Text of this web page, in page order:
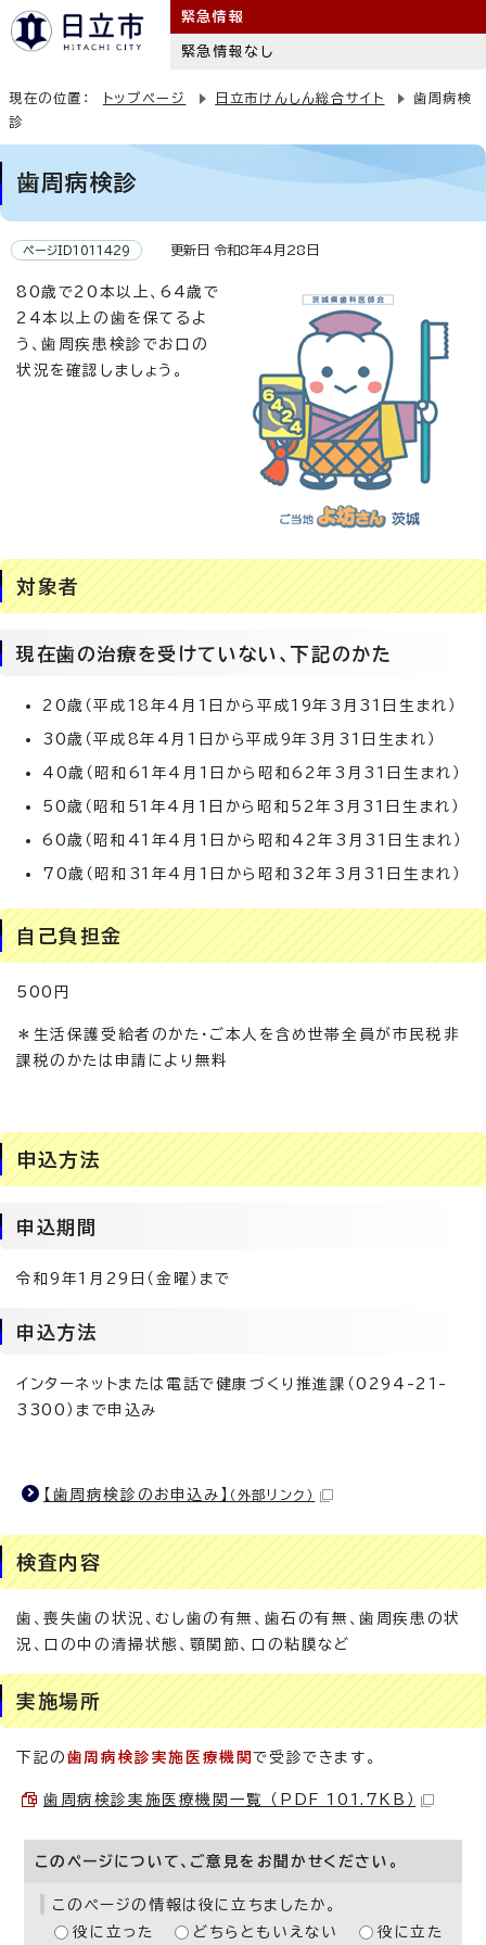
緊急情報
緊急情報なし
現在の位置： トップページ 日立市けんしん総合サイト
歯周病検
診
歯周病検診
ページID1011429 更新日 令和8年4月28日
80歳で20本以上、64歳で
24本以上の歯を保てるよ
う、歯周疾患検診でお口の
状況を確認しましょう。
対象者
現在歯の治療を受けていない、下記のかた
20歳（平成18年4月1日から平成19年3月31日生まれ）
30歳（平成8年4月1日から平成9年3月31日生まれ）
40歳（昭和61年4月1日から昭和62年3月31日生まれ）
50歳（昭和51年4月1日から昭和52年3月31日生まれ）
60歳（昭和41年4月1日から昭和42年3月31日生まれ）
70歳（昭和31年4月1日から昭和32年3月31日生まれ）
自己負担金
500円
＊生活保護受給者のかた・ご本人を含め世帯全員が市民税非
課税のかたは申請により無料
申込方法
申込期間
令和9年1月29日（金曜）まで
申込方法
インターネットまたは電話で健康づくり推進課（0294-21-
3300）まで申込み
【歯周病検診のお申込み】 （外部リンク）
検査内容
歯、喪失歯の状況、むし歯の有無、歯石の有無、歯周疾患の状
況、口の中の清掃状態、顎関節、口の粘膜など
実施場所
下記の 歯周病検診実施医療機関で受診できます。
歯周病検診実施医療機関一覧 （PDF 101.7KB）
このページについて、ご意見をお聞かせください。
このページの情報は役に立ちましたか。
役に立った
どちらともいえない 役に立た